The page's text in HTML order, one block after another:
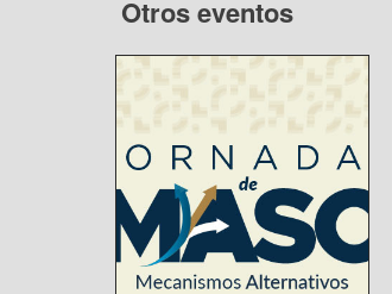
Otros eventos